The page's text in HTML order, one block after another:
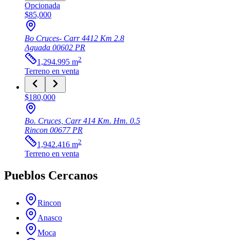
Opcionada
$85,000
Bo Cruces- Carr 4412 Km 2.8
Aguada 00602 PR
1,294.995 m2
Terreno en venta
$180,000
Bo. Cruces, Carr 414 Km. Hm. 0.5
Rincon 00677PR
1,942.416 m2
Terreno en venta
Pueblos Cercanos
Rincon
Anasco
Moca